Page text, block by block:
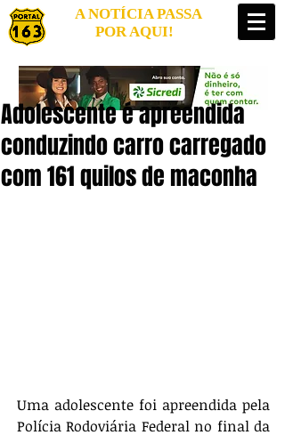
A NOTÍCIA PASSA
POR AQUI!
Adolescente é apreendida
conduzindo carro carregado
com 161 quilos de maconha
Uma adolescente foi apreendida pela
Polícia Rodoviária Federal no final da